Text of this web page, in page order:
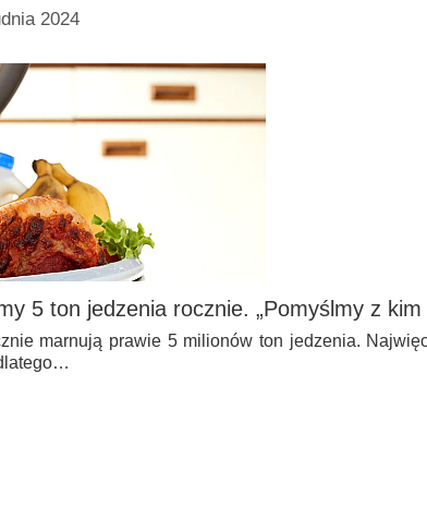
2024
5 ton jedzenia rocznie. „Pomyślmy z kim
marnują prawie 5 milionów ton jedzenia.